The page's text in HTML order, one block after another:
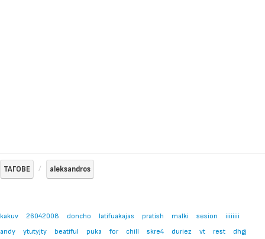
ТАГОВЕ aleksandros
kakuv 26042008 doncho latifuakajas pratish malki sesion
iiiiiiii
andy
ytutyjty beatiful puka for chill skre4 duriez vt rest
dhgj